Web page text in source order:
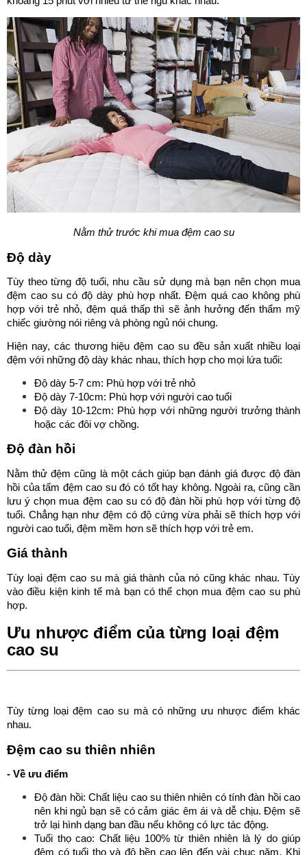
Nằm thử trước khi mua đệm cao su
Độ dày
Tùy theo từng độ tuổi, nhu cầu sử dụng mà bạn nên chọn mua
đệm cao su có độ dày phù hợp nhất. Đệm quá cao không phù
hợp với trẻ nhỏ, đệm quá thấp thì sẽ ảnh hưởng đến thẩm mỹ
chiếc giường nói riêng và phòng ngủ nói chung.
Hiện nay, các thương hiệu đệm cao su đều sản xuất nhiều loại
đệm với những độ dày khác nhau, thích hợp cho mọi lứa tuổi:
Độ dày 5-7 cm: Phù hợp với trẻ nhỏ
Độ dày 7-10cm: Phù hợp với người cao tuổi
Độ dày 10-12cm: Phù hợp với những người trưởng thành
hoặc các đôi vợ chồng.
Độ đàn hồi
Nằm thử đệm cũng là một cách giúp bạn đánh giá được độ đàn
hồi của tấm đệm cao su đó có tốt hay không. Ngoài ra, cũng cần
lưu ý chọn mua đệm cao su có độ đàn hồi phù hợp với từng độ
tuổi. Chẳng hạn như đệm có độ cứng vừa phải sẽ thích hợp với
người cao tuổi, đệm mềm hơn sẽ thích hợp với trẻ em.
Giá thành
Tùy loại đệm cao su mà giá thành của nó cũng khác nhau. Tùy
vào điều kiện kinh tế mà bạn có thể chọn mua đệm cao su phù
hợp.
Ưu nhược điểm của từng loại đệm
cao su
Tùy từng loại đệm cao su mà có những ưu nhược điểm khác
nhau.
Đệm cao su thiên nhiên
- Về ưu điểm
Độ đàn hồi: Chất liệu cao su thiên nhiên có tính đàn hồi cao
nên khi ngủ bạn sẽ có cảm giác êm ái và dễ chịu. Đệm sẽ
trở lại hình dạng ban đầu nếu không có lực tác động.
Tuổi thọ cao: Chất liệu 100% từ thiên nhiên là lý do giúp
đệm có tuổi thọ và độ bền cao lên đến vài chục năm. Khi